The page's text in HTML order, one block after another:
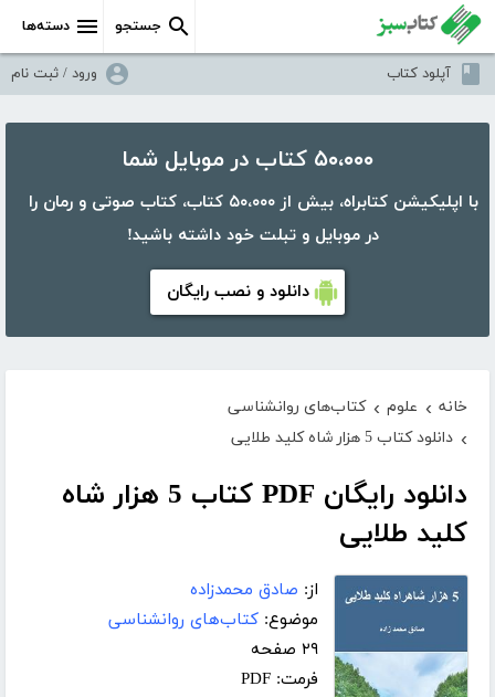
دسته‌ها جستجو
آپلود کتاب ورود / ثبت نام
۵۰،۰۰۰ کتاب در موبایل شما
با اپلیکیشن کتابراه، بیش از ۵۰،۰۰۰ کتاب، کتاب صوتی و رمان را
در موبایل و تبلت خود داشته باشید!
دانلود و نصب رایگان
خانه › علوم › کتاب‌های روانشناسی
› دانلود کتاب 5 هزار شاه کلید طلایی
دانلود رایگان PDF کتاب 5 هزار شاه
کلید طلایی
از: صادق محمدزاده
موضوع: کتاب‌های روانشناسی
۲۹ صفحه
فرمت: PDF